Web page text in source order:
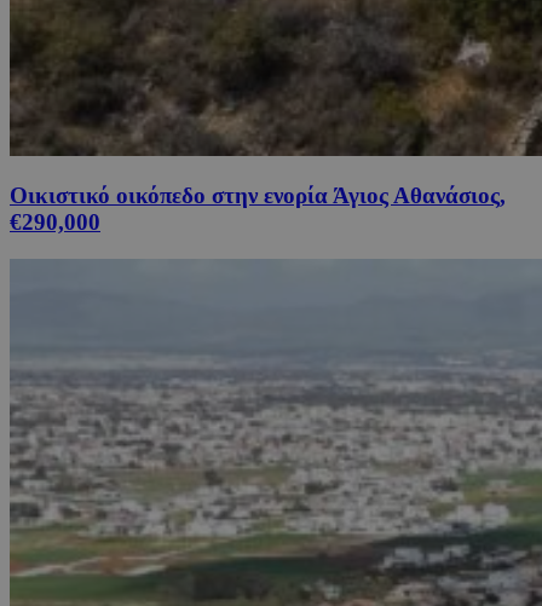
Οικιστικό οικόπεδο στην ενορία Άγιος Αθανάσιος,
€290,000